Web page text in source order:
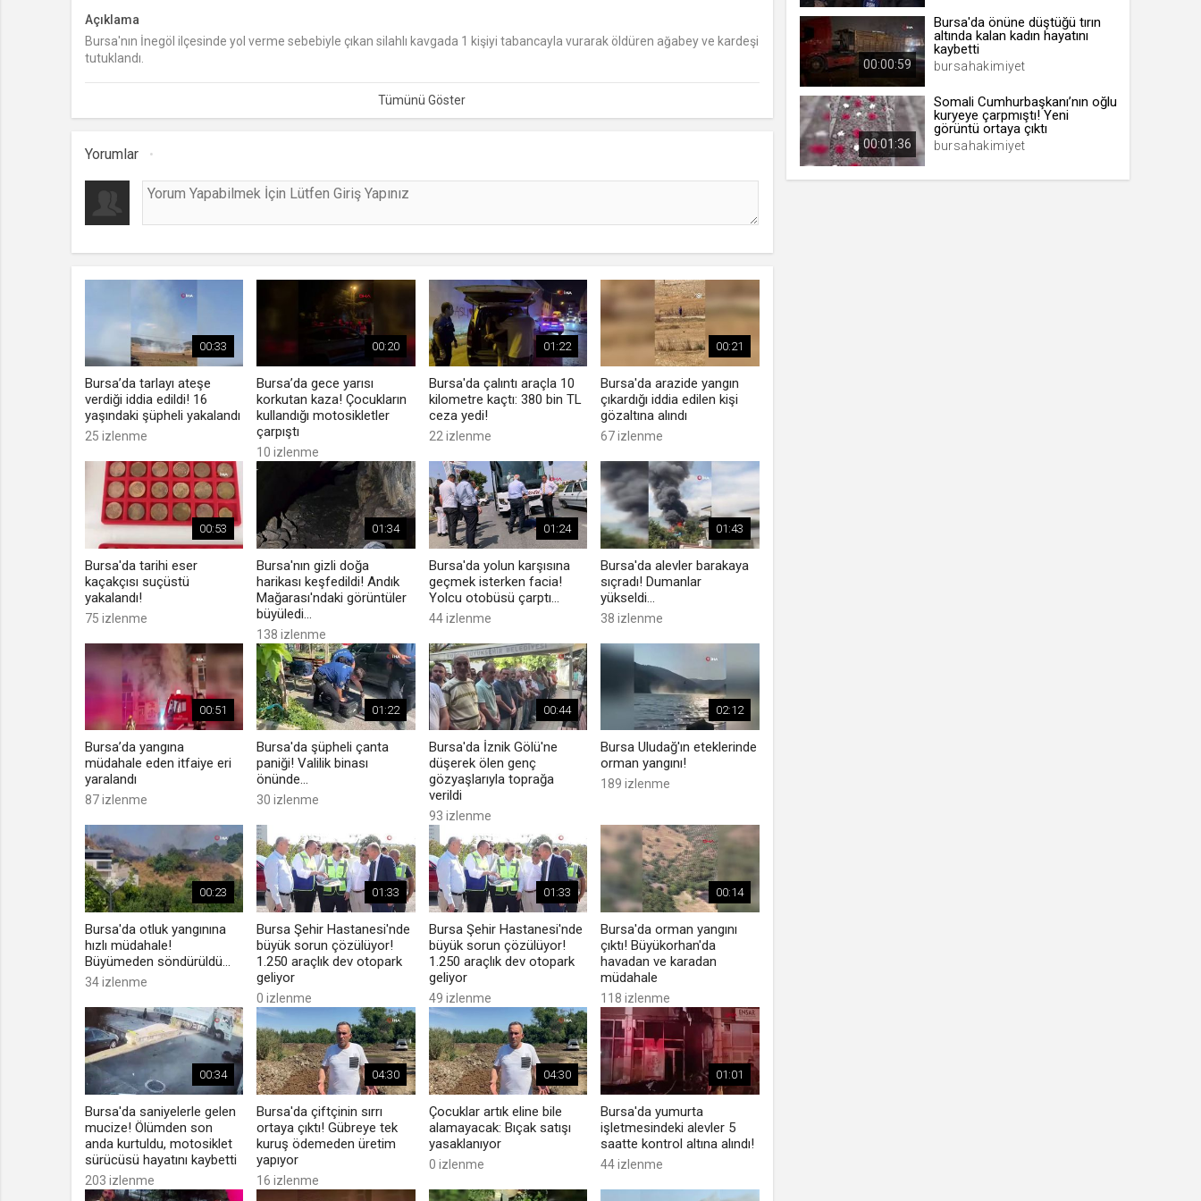
Açıklama
Bursa'nın İnegöl ilçesinde yol verme sebebiyle çıkan silahlı kavgada 1 kişiyi tabancayla vurarak öldüren ağabey ve kardeşi
tutuklandı.
Yorumlar
00:33
Bursa’da tarlayı ateşe
verdiği iddia edildi! 16
yaşındaki şüpheli yakalandı
25 izlenme
00:20
Bursa’da gece yarısı
korkutan kaza! Çocukların
kullandığı motosikletler
çarpıştı
10 izlenme
01:22
Bursa'da çalıntı araçla 10
kilometre kaçtı: 380 bin TL
ceza yedi!
22 izlenme
00:21
Bursa'da arazide yangın
çıkardığı iddia edilen kişi
gözaltına alındı
67 izlenme
00:53
Bursa'da tarihi eser
kaçakçısı suçüstü
yakalandı!
75 izlenme
01:34
Bursa'nın gizli doğa
harikası keşfedildi! Andık
Mağarası'ndaki görüntüler
büyüledi...
138 izlenme
01:24
Bursa'da yolun karşısına
geçmek isterken facia!
Yolcu otobüsü çarptı...
44 izlenme
01:43
Bursa'da alevler barakaya
sıçradı! Dumanlar
yükseldi...
38 izlenme
00:51
Bursa’da yangına
müdahale eden itfaiye eri
yaralandı
87 izlenme
01:22
Bursa'da şüpheli çanta
paniği! Valilik binası
önünde...
30 izlenme
00:44
Bursa'da İznik Gölü'ne
düşerek ölen genç
gözyaşlarıyla toprağa
verildi
93 izlenme
02:12
Bursa Uludağ'ın eteklerinde
orman yangını!
189 izlenme
00:23
Bursa'da otluk yangınına
hızlı müdahale!
Büyümeden söndürüldü...
34 izlenme
01:33
Bursa Şehir Hastanesi'nde
büyük sorun çözülüyor!
1.250 araçlık dev otopark
geliyor
0 izlenme
01:33
Bursa Şehir Hastanesi'nde
büyük sorun çözülüyor!
1.250 araçlık dev otopark
geliyor
49 izlenme
00:14
Bursa'da orman yangını
çıktı! Büyükorhan'da
havadan ve karadan
müdahale
118 izlenme
00:34
Bursa'da saniyelerle gelen
mucize! Ölümden son
anda kurtuldu, motosiklet
sürücüsü hayatını kaybetti
203 izlenme
04:30
Bursa'da çiftçinin sırrı
ortaya çıktı! Gübreye tek
kuruş ödemeden üretim
yapıyor
16 izlenme
04:30
Çocuklar artık eline bile
alamayacak: Bıçak satışı
yasaklanıyor
0 izlenme
01:01
Bursa'da yumurta
işletmesindeki alevler 5
saatte kontrol altına alındı!
44 izlenme
00:00:59
Bursa'da önüne düştüğü tırın
altında kalan kadın hayatını
kaybetti
bursahakimiyet
00:01:36
Somali Cumhurbaşkanı’nın oğlu
kuryeye çarpmıştı! Yeni
görüntü ortaya çıktı
bursahakimiyet